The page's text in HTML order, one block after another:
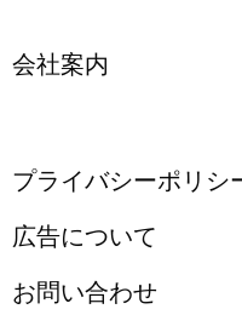
会社案内
プライバシーポリシ
広告について
お問い合わせ